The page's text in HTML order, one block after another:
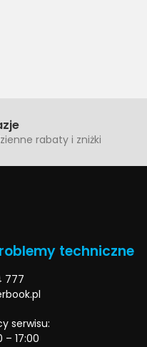
rabaty i zniżki
techniczne
777
serwisu:
17:00